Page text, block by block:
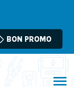
BON PROMO